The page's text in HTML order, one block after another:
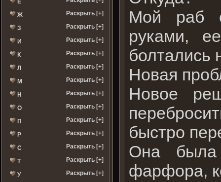
Ж Раскрыть [+]
З Раскрыть [+]
И Раскрыть [+]
К Раскрыть [+]
Л Раскрыть [+]
М Раскрыть [+]
Н Раскрыть [+]
О Раскрыть [+]
П Раскрыть [+]
Р Раскрыть [+]
С Раскрыть [+]
Т Раскрыть [+]
У Раскрыть [+]
Мой раб
руками,
болтались
Новая
Новое
быстро
Она была
фарфора,